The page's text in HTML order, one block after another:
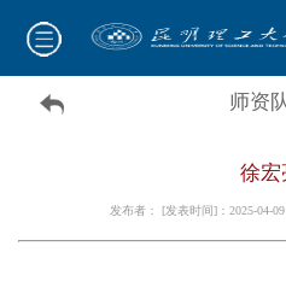
师资
徐宏
发布者： [发表时间]：2025-04-